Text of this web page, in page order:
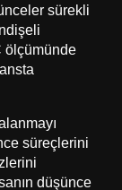
sürekli
ölçümünde
süreçlerini
düşünce